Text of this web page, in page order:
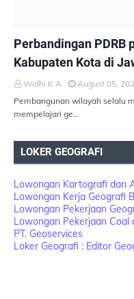
Perbandingan PDRB
Kabupaten Kota di
Widhi K A
August 05,
Pembangunan wilayah selalu
mempelajari ge…
LOKER GEOGRAFI
Lowongan Kartografi dan
Lowongan Kerja Geografi
Lowongan Pekerjaan
Lowongan Pekerjaan
PT. Geoservices
Loker Geografi : Editor